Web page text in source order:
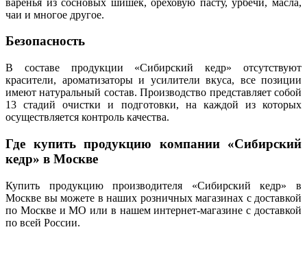
чаи и многое другое.
Безопасность
В составе продукции «Сибирский кедр» отсутствуют
красители, ароматизаторы и усилители вкуса, все позиции
имеют натуральный состав.Производство представляет собой
13 стадий очистки и подготовки, на каждой из которых
осуществляется контроль качества.
Где купить продукцию компании «Сибирский
кедр» в Москве
Купить продукцию производителя «Сибирский кедр» в
Москве вы можете в наших розничных магазинах с доставкой
по Москве и МО или в нашем интернет-магазине с доставкой
по всей России.